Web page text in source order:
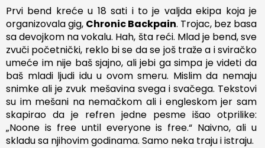
Prvi bend kreće u 18 sati i to je valjda ekipa koja je
organizovala gig, Chronic Backpain. Trojac, bez basa
sa devojkom na vokalu. Hah, šta reći. Mlad je bend, sve
zvuči početnički, reklo bi se da se još traže a i sviračko
umeće im nije baš sjajno, ali jebi ga simpa je videti da
baš mladi ljudi idu u ovom smeru. Mislim da nemaju
snimke ali je zvuk mešavina svega i svačega. Tekstovi
su im mešani na nemačkom ali i engleskom jer sam
skapirao da je refren jedne pesme išao otprilike:
„Noone is free until everyone is free.“ Naivno, ali u
skladu sa njihovim godinama. Samo neka traju i istraju.